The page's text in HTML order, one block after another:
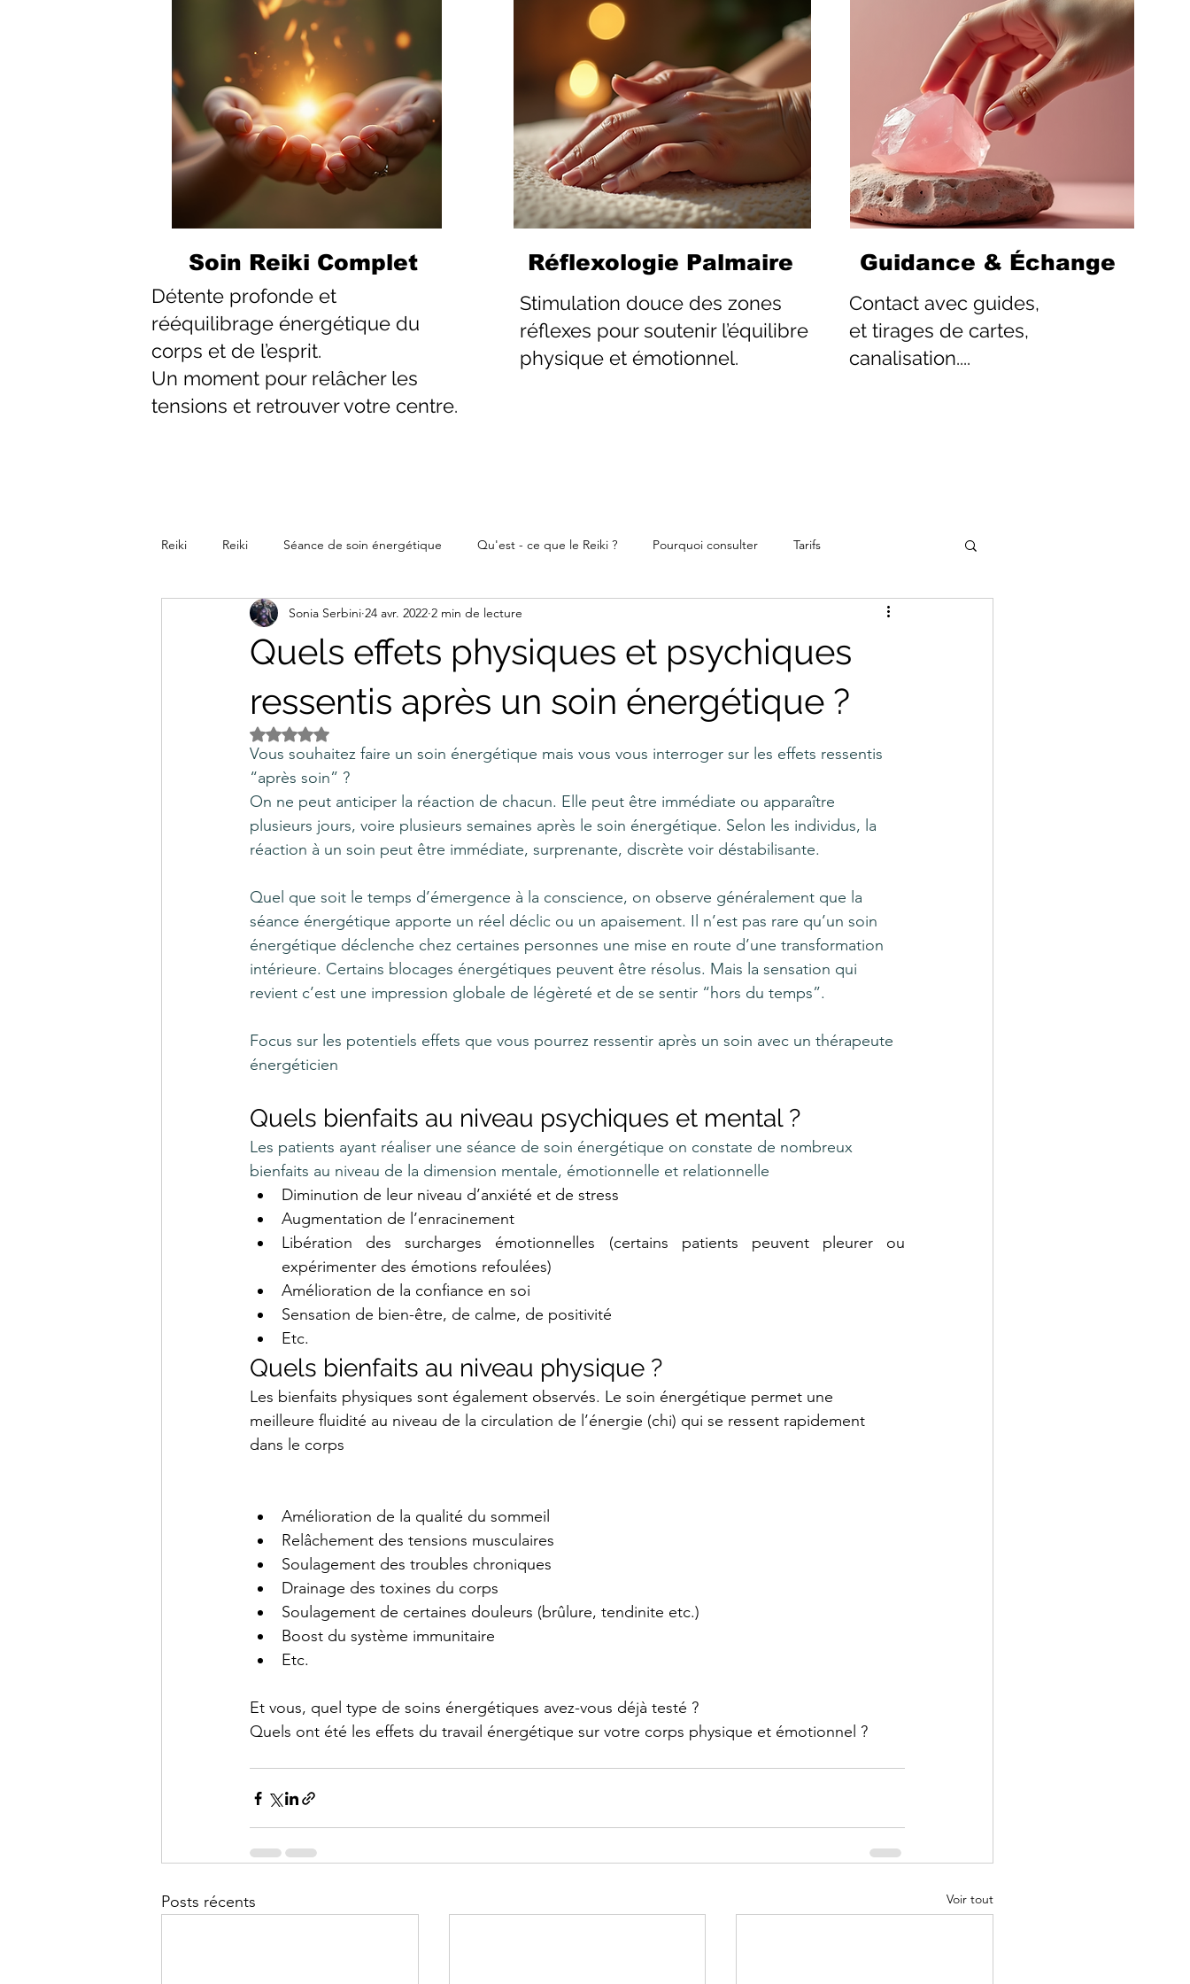
Détente profonde et
rééquilibrage énergétique du
corps et de l’esprit.
Un moment pour relâcher les
tensions et retrouver votre centre.
Soin Reiki Complet Réflexologie Palmaire
Stimulation douce des zones
réflexes pour soutenir l’équilibre
physique et émotionnel.
Contact avec guides,
et tirages de cartes,
canalisation....
Guidance & Échange
Reiki Reiki Séance de soin énergétique Qu'est - ce que le Reiki ? Pourquoi consulter Tarifs
La parenthèse Reiki Méditative
Quels effets physiques et psychiques
ressentis après un soin énergétique ?
Sonia Serbini 24 avr. 2022 2 min de lecture
Noté NaN étoiles sur 5.
Vous souhaitez faire un soin énergétique mais vous vous interroger sur les effets ressentis
“après soin” ?
On ne peut anticiper la réaction de chacun. Elle peut être immédiate ou apparaître
plusieurs jours, voire plusieurs semaines après le soin énergétique. Selon les individus, la
réaction à un soin peut être immédiate, surprenante, discrète voir déstabilisante.
Quel que soit le temps d’émergence à la conscience, on observe généralement que la
séance énergétique apporte un réel déclic ou un apaisement. Il n’est pas rare qu’un soin
énergétique déclenche chez certaines personnes une mise en route d’une transformation
intérieure. Certains blocages énergétiques peuvent être résolus. Mais la sensation qui
revient c’est une impression globale de légèreté et de se sentir “hors du temps”.
Focus sur les potentiels effets que vous pourrez ressentir après un soin avec un thérapeute
énergéticien
Quels bienfaits au niveau psychiques et mental ?
Les patients ayant réaliser une séance de soin énergétique on constate de nombreux
bienfaits au niveau de la dimension mentale, émotionnelle et relationnelle
Diminution de leur niveau d’anxiété et de stress
Augmentation de l’enracinement
Libération des surcharges émotionnelles (certains patients peuvent pleurer ou
expérimenter des émotions refoulées)
Amélioration de la confiance en soi
Sensation de bien-être, de calme, de positivité
Etc.
Quels bienfaits au niveau physique ?
Les bienfaits physiques sont également observés. Le soin énergétique permet une
meilleure fluidité au niveau de la circulation de l’énergie (chi) qui se ressent rapidement
dans le corps
Amélioration de la qualité du sommeil
Relâchement des tensions musculaires
Soulagement des troubles chroniques
Drainage des toxines du corps
Soulagement de certaines douleurs (brûlure, tendinite etc.)
Boost du système immunitaire
Etc.
Et vous, quel type de soins énergétiques avez-vous déjà testé ?
Quels ont été les effets du travail énergétique sur votre corps physique et émotionnel ?
Posts récents Voir tout